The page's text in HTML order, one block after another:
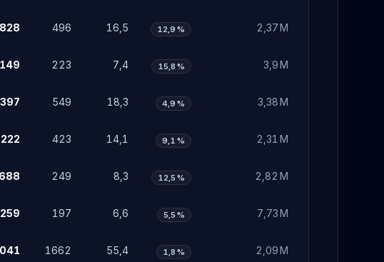
496 16,5 12,9 % 2,37 M
223 7,4 15,8 % 3,9 M
549 18,3 4,9 % 3,38 M
423 14,1 9,1 % 2,31 M
249 8,3 12,5 % 2,82 M
197 6,6 5,5 % 7,73 M
1662 55,4 1,8 % 2,09 M